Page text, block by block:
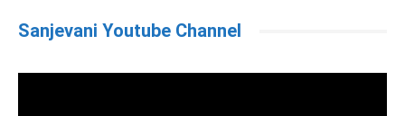
Sanjevani Youtube Channel